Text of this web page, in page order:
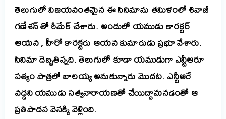
తెలుగులో విజయవంతమైన ఈ సినిమాను తమిళంలో శివాజీ
గణేశన్ తో రీమేక్ చేశారు. అందులో యముడు కారక్టర్
ఆయన , హీరో కారక్టరు ఆయన కుమారుడు ప్రభూ వేశారు.
సినిమా దెబ్బతిన్నది. తెలుగులో కూడా యముడుగా ఎన్టీఆరూ
సత్యం పాత్రలో బాలయ్య అనుకున్నారు మొదట. ఎన్టీఆరే
వద్దని యముడు సత్యనారాయణతో చేయిద్దామనడంతో ఆ
ప్రతిపాదన వెనక్కి వెళ్లింది.